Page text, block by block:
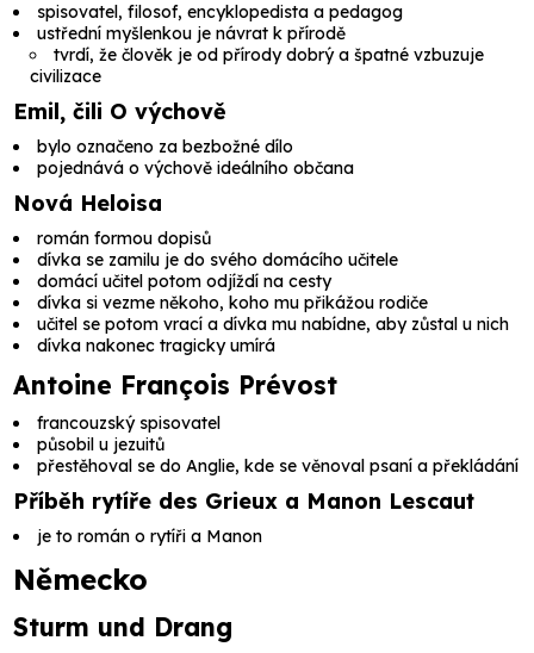
spisovatel, filosof, encyklopedista a pedagog
ustřední myšlenkou je návrat k přírodě
tvrdí, že člověk je od přírody dobrý a špatné vzbuzuje
civilizace
Emil, čili O výchově
bylo označeno za bezbožné dílo
pojednává o výchově ideálního občana
Nová Heloisa
román formou dopisů
dívka se zamilu je do svého domácího učitele
domácí učitel potom odjíždí na cesty
dívka si vezme někoho, koho mu přikážou rodiče
učitel se potom vrací a dívka mu nabídne, aby zůstal u nich
dívka nakonec tragicky umírá
Antoine François Prévost
francouzský spisovatel
působil u jezuitů
přestěhoval se do Anglie, kde se věnoval psaní a překládání
Příběh rytíře des Grieux a Manon Lescaut
je to román o rytíři a Manon
Německo
Sturm und Drang